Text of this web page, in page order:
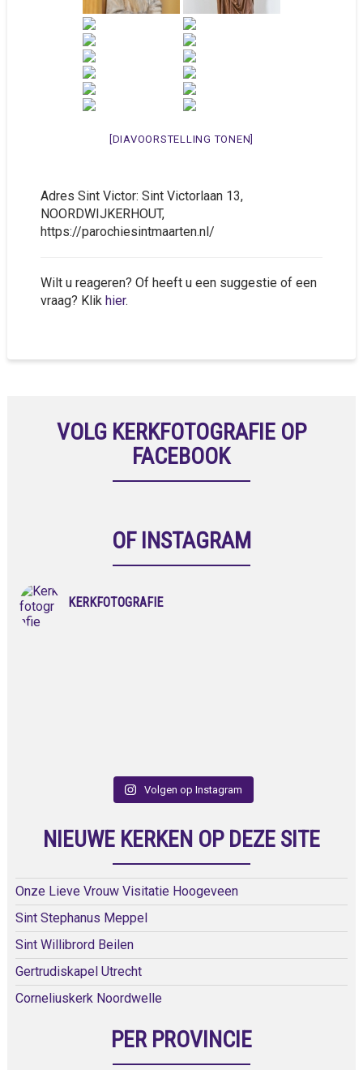
[DIAVOORSTELLING TONEN]
Adres Sint Victor: Sint Victorlaan 13,
NOORDWIJKERHOUT,
https://parochiesintmaarten.nl/
Wilt u reageren? Of heeft u een suggestie of een
vraag? Klik hier.
VOLG KERKFOTOGRAFIE OP
FACEBOOK
OF INSTAGRAM
KERKFOTOGRAFIE
Volgen op Instagram
NIEUWE KERKEN OP DEZE SITE
Onze Lieve Vrouw Visitatie Hoogeveen
Sint Stephanus Meppel
Sint Willibrord Beilen
Gertrudiskapel Utrecht
Corneliuskerk Noordwelle
PER PROVINCIE